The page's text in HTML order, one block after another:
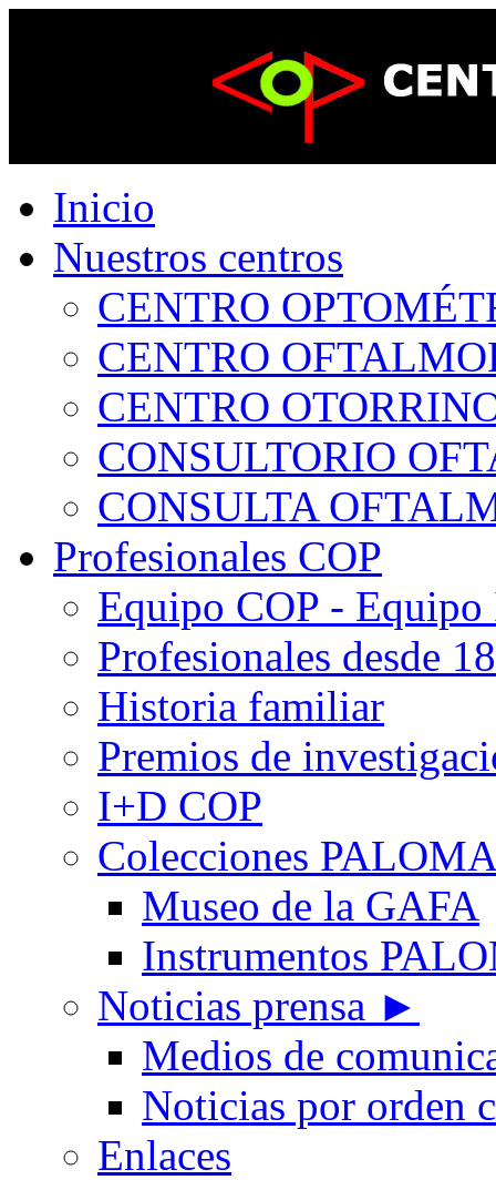
Inicio
Nuestros centros
CENTRO
CENTRO
CENTRO
CONSULTORIO
CONSULTA
Profesionales COP
Equipo COP -
Profesionales desde
Historia familiar
Premios de
I+D COP
Colecciones
Museo de la GAFA
Instrumentos
Noticias prensa ►
Medios de
Noticias por orden
Enlaces